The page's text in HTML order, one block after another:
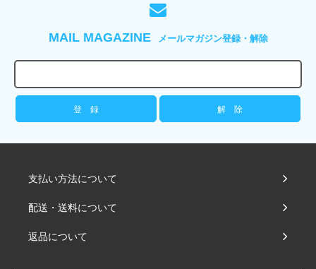
MAIL MAGAZINE メールマガジン登録・解除
支払い方法について
配送・送料について
返品について